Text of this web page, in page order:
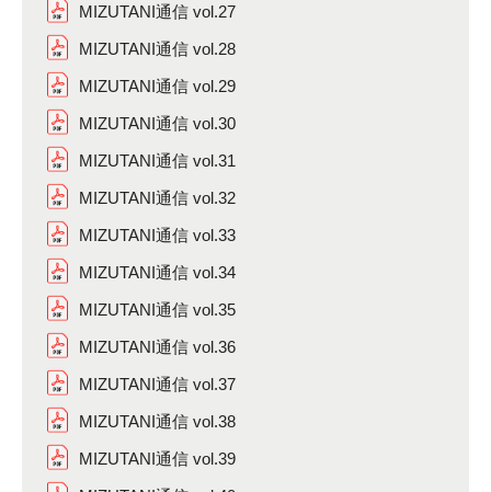
MIZUTANI通信 vol.27
MIZUTANI通信 vol.28
MIZUTANI通信 vol.29
MIZUTANI通信 vol.30
MIZUTANI通信 vol.31
MIZUTANI通信 vol.32
MIZUTANI通信 vol.33
MIZUTANI通信 vol.34
MIZUTANI通信 vol.35
MIZUTANI通信 vol.36
MIZUTANI通信 vol.37
MIZUTANI通信 vol.38
MIZUTANI通信 vol.39